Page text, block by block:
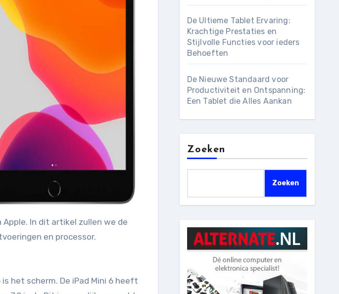
en processor.
het scherm. De iPad Mini 6 heeft
De Ultieme Tablet Ervaring:
Krachtige Prestaties en
Stijlvolle Functies voor ieders
Behoeften
De Nieuwe Standaard voor
Productiviteit en Ontspanning:
Een Tablet die Alles Aankan
Zoeken
Zoeken